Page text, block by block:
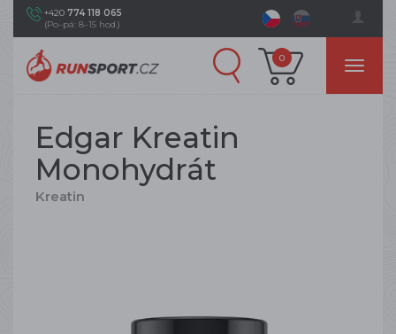
+420 774 118 065
(Po–pá: 8–15 hod.)
0
Edgar Kreatin
Monohydrát
Kreatin